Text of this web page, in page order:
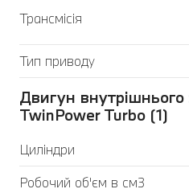
Трансмісія
Тип приводу
Двигун внутрішнього
TwinPower Turbo (1)
Циліндри
Робочий об'єм в см3